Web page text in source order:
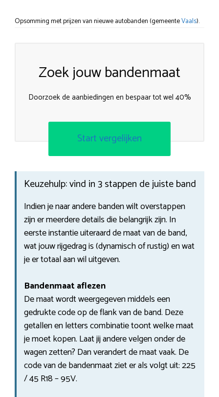
Opsomming met prijzen van nieuwe autobanden (gemeenteVaals).
Zoek jouw bandenmaat
Doorzoek de aanbiedingen en bespaar tot wel 40%
Start vergelijken
Keuzehulp: vind in 3 stappen de juiste band
Indien je naar andere banden wilt overstappen
zijn er meerdere details die belangrijk zijn. In
eerste instantie uiteraard de maat van de band,
wat jouw rijgedrag is (dynamisch of rustig) en wat
je er totaal aan wil uitgeven.
Bandenmaat aflezen
De maat wordt weergegeven middels een
gedrukte code op de flank van de band. Deze
getallen en letters combinatie toont welke maat
je moet kopen. Laat jij andere velgen onder de
wagen zetten? Dan verandert de maat vaak. De
code van de bandenmaat ziet er als volgt uit: 225
/ 45 R18 – 95V.